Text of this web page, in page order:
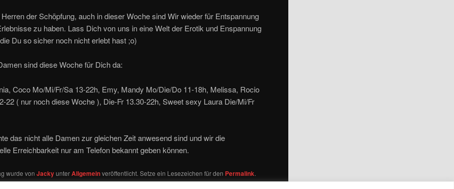
der Schöpfung, auch in dieser Woche sind Wir wieder für Entspannung
zu haben. Lass Dich von uns in eine Welt der Erotik und Enspannung
Du so sicher noch nicht erlebt hast ;o)
sind diese Woche für Dich da:
Coco Mo/Mi/Fr/Sa 13-22h, Emy, Mandy Mo/Die/Do 11-18h, Melissa, Rocio
22 ( nur noch diese Woche ), Die-Fr 13.30-22h, Sweet sexy Laura Die/Mi/Fr
das nicht alle Damen zur gleichen Zeit anwesend sind und wir die
Erreichbarkeit nur am Telefon bekannt geben können.
wurde vonJackyunterAllgemeinveröffentlicht. Setze ein Lesezeichen für den Permalink.